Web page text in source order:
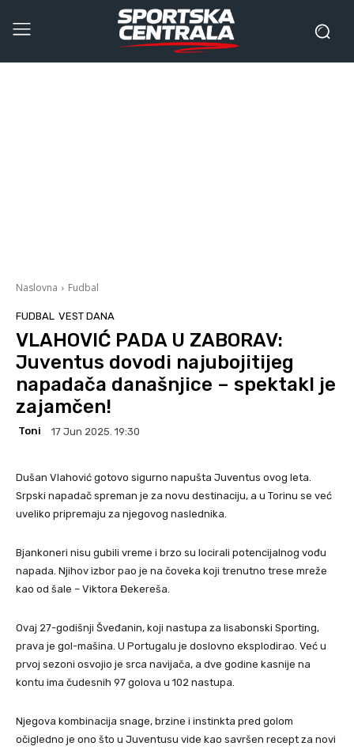
Naslovna Fudbal
FUDBAL VEST DANA
VLAHOVIĆ PADA U ZABORAV:
Juventus dovodi najubojitijeg
napadača današnjice – spektakl je
zajamčen!
Toni 17 Jun 2025. 19:30
Dušan Vlahović gotovo sigurno napušta Juventus ovog leta.
Srpski napadač spreman je za novu destinaciju, a u Torinu se već
uveliko pripremaju za njegovog naslednika.
Bjankoneri nisu gubili vreme i brzo su locirali potencijalnog vođu
napada. Njihov izbor pao je na čoveka koji trenutno trese mreže
kao od šale – Viktora Đekereša.
Ovaj 27-godišnji Šveđanin, koji nastupa za lisabonski Sporting,
prava je gol-mašina. U Portugalu je doslovno eksplodirao. Već u
prvoj sezoni osvojio je srca navijača, a dve godine kasnije na
kontu ima čudesnih 97 golova u 102 nastupa.
Njegova kombinacija snage, brzine i instinkta pred golom
očigledno je ono što u Juventusu vide kao savršen recept za novi